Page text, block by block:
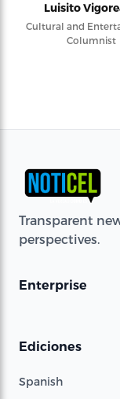
Luisito
Cultural and
Columnist
Transparent
perspectives.
Enterprise
Ediciones
Spanish